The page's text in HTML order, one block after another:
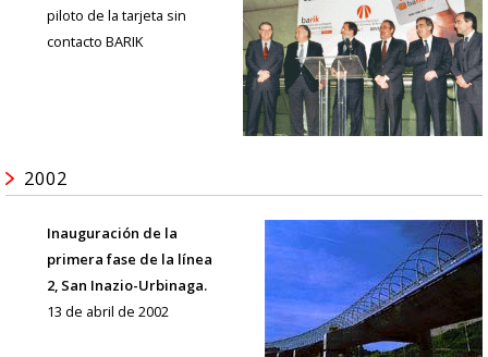
piloto de la tarjeta sin
contacto BARIK
2002
Inauguración de la
primera fase de la línea
2, San Inazio-Urbinaga.
13 de abril de 2002